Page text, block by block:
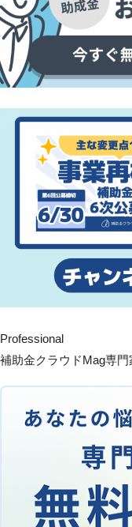
Professional
補助金クラウドMag専門